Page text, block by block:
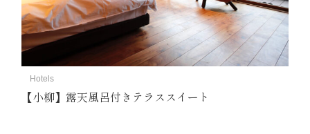
Hotels
【小柳】露天風呂付きテラススイート